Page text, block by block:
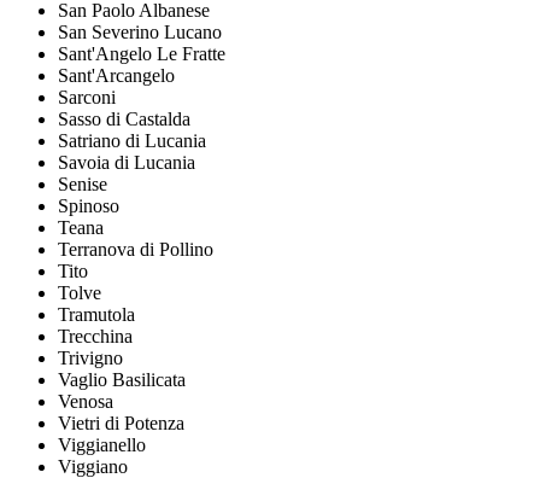
San Paolo Albanese
San Severino Lucano
Sant'Angelo Le Fratte
Sant'Arcangelo
Sarconi
Sasso di Castalda
Satriano di Lucania
Savoia di Lucania
Senise
Spinoso
Teana
Terranova di Pollino
Tito
Tolve
Tramutola
Trecchina
Trivigno
Vaglio Basilicata
Venosa
Vietri di Potenza
Viggianello
Viggiano